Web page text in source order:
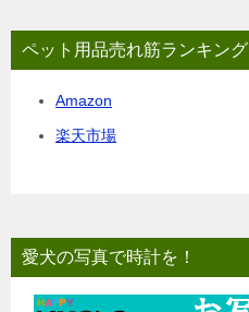
ペット用品売れ筋ランキング
Amazon
楽天市場
愛犬の写真で時計を！